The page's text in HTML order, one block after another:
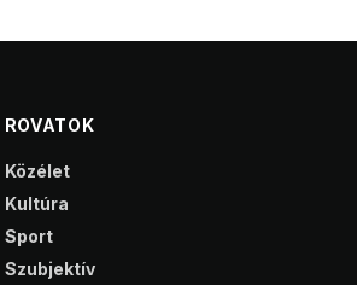
ROVATOK
Közélet
Kultúra
Sport
Szubjektív